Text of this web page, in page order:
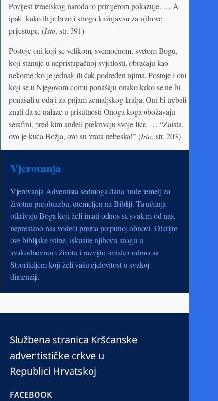
Povijest izraelskog naroda to primjerom pokazuje. … A
ipak, kako ih je brzo i strogo kažnjavao za njihove
prijestupe. (Isto, str. 391)
Postoje oni koji se velikom, svemoćnom, svetom Bogu,
koji stanuje u nepristupačnoj svjetlosti, obraćaju kao
nekome tko je jednak ili čak podređen njima. Postoje i oni
koji se u Njegovom domu ponašaju onako kako se ne bi
ponašali u odaji za prijam zemaljskog kralja. Oni bi trebali
znati da se nalaze u prisutnosti Onoga koga obožavaju
serafini, pred kim anđeli prekrivaju svoje lice. … “Zaista,
ovo je kuća Božja, ovo su vrata nebeska!” (Isto, str. 203)
Vjerovanja
Vjerovanja Adventista sedmoga dana nude temelj za
životnu preobrazbu, utemeljen na Bibliji. Ta učenja
otkrivaju Boga koji želi imati odnos sa svakim od nas,
neprestano nas vodeći prema potpunoj obnovi. Otkrijte
ove biblijske istine, iskusite njihovu snagu u
svakodnevnom životu i razvijte smislen odnos sa
Stvoriteljem koji želi vašu cjelovitost u svakoj
dimenziji.
Službena stranica Kršćanske
adventističke crkve u
Republici Hrvatskoj
FACEBOOK